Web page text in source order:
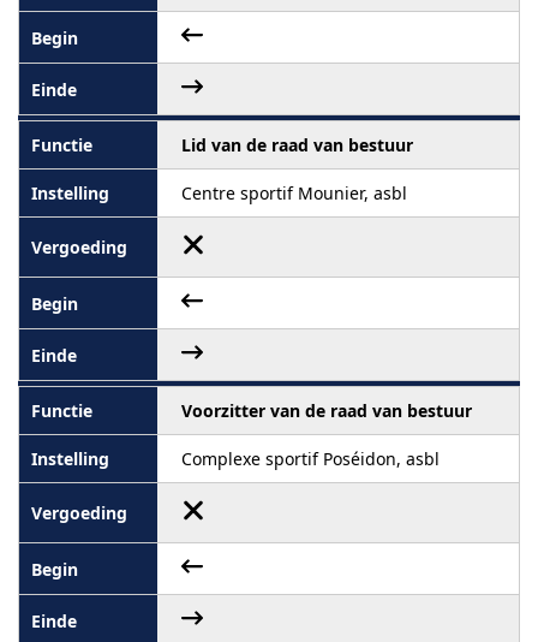
Lid van de raad van bestuur
Centre sportif Mounier, asbl
Voorzitter van de raad van bestuur
Complexe sportif Poséidon, asbl